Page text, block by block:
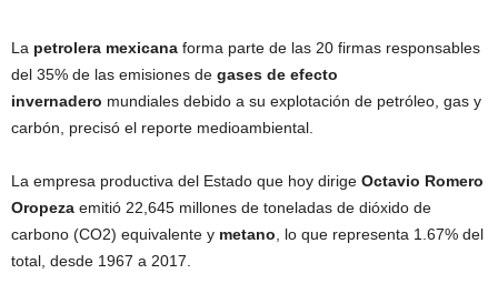
La petrolera mexicana forma parte de las 20 firmas responsables
del 35% de las emisiones de gases de efecto
invernadero mundiales debido a su explotación de petróleo, gas y
carbón, precisó el reporte medioambiental.
La empresa productiva del Estado que hoy dirige Octavio Romero
Oropeza emitió 22,645 millones de toneladas de dióxido de
carbono (CO2) equivalente y metano , lo que representa 1.67% del
total, desde 1967 a 2017.